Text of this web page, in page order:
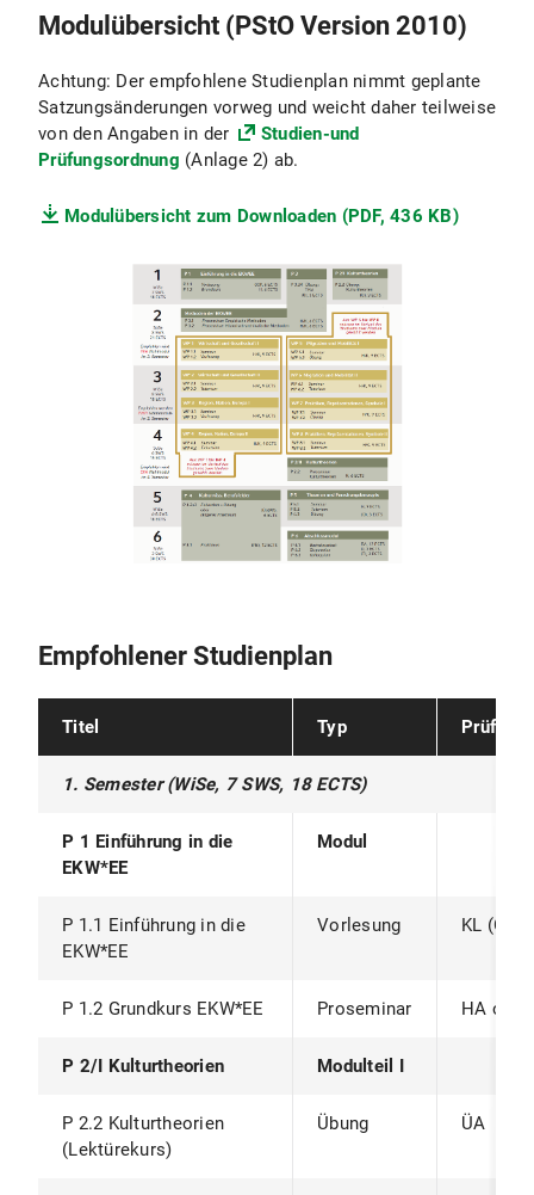
Modulübersicht (PStO Version 2010)
Achtung: Der empfohlene Studienplan nimmt geplante
Satzungsänderungen vorweg und weicht daher teilweise
von den Angaben in der
Studien-und
Prüfungsordnung (Anlage 2) ab.
Modulübersicht zum Downloaden (PDF, 436 KB)
Empfohlener Studienplan
Titel Typ
1. Semester (WiSe, 7 SWS, 18 ECTS)
P 1 Einführung in die
EKW*EE
Modul
P 1.1 Einführung in die
EKW*EE
Vorlesung KL (GOP)
P 1.2 Grundkurs EKW*EE Proseminar HA oder
P 2/I Kulturtheorien Modulteil I
P 2.2 Kulturtheorien
(Lektürekurs)
Übung ÜA